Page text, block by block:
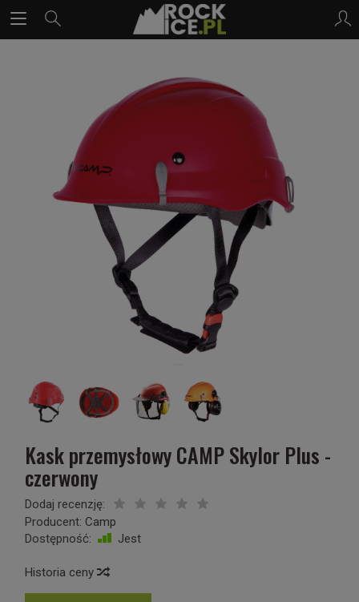
Kask przemysłowy CAMP Skylor Plus -
czerwony
Dodaj recenzję:
Producent: Camp
Dostępność:
Jest
Historia ceny